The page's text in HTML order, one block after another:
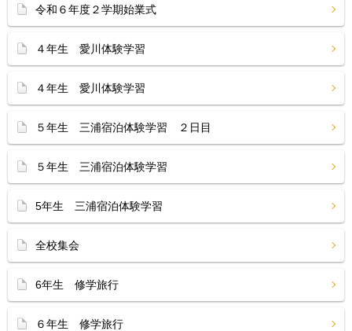
令和６年度２学期始業式
４年生 愛川体験学習
４年生 愛川体験学習
５年生 三浦宿泊体験学習 ２日目
５年生 三浦宿泊体験学習
5年生 三浦宿泊体験学習
全校集会
6年生 修学旅行
６年生 修学旅行